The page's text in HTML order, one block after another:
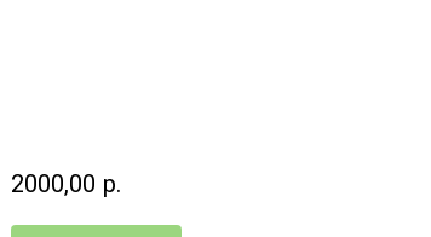
2000,00 р.